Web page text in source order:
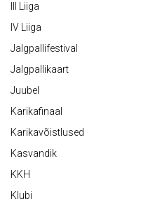
III Liiga
IV Liiga
Jalgpallifestival
Jalgpallikaart
Juubel
Karikafinaal
Karikavõistlused
Kasvandik
KKH
Klubi